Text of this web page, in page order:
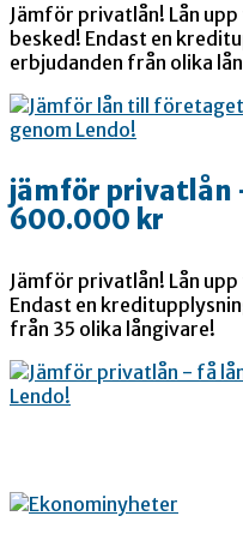
Jämför privatlån! Lån
besked! Endast en
erbjudanden från olika
jämför privatlån
600.000 kr
Jämför privatlån! Lån
Endast en
från 35 olika långivare!